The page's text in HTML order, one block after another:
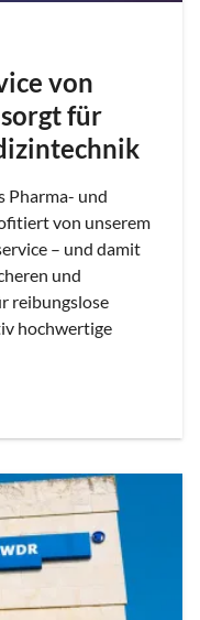
von
für
Pharma- und
von unserem
– und damit
und
reibungslose
hochwertige